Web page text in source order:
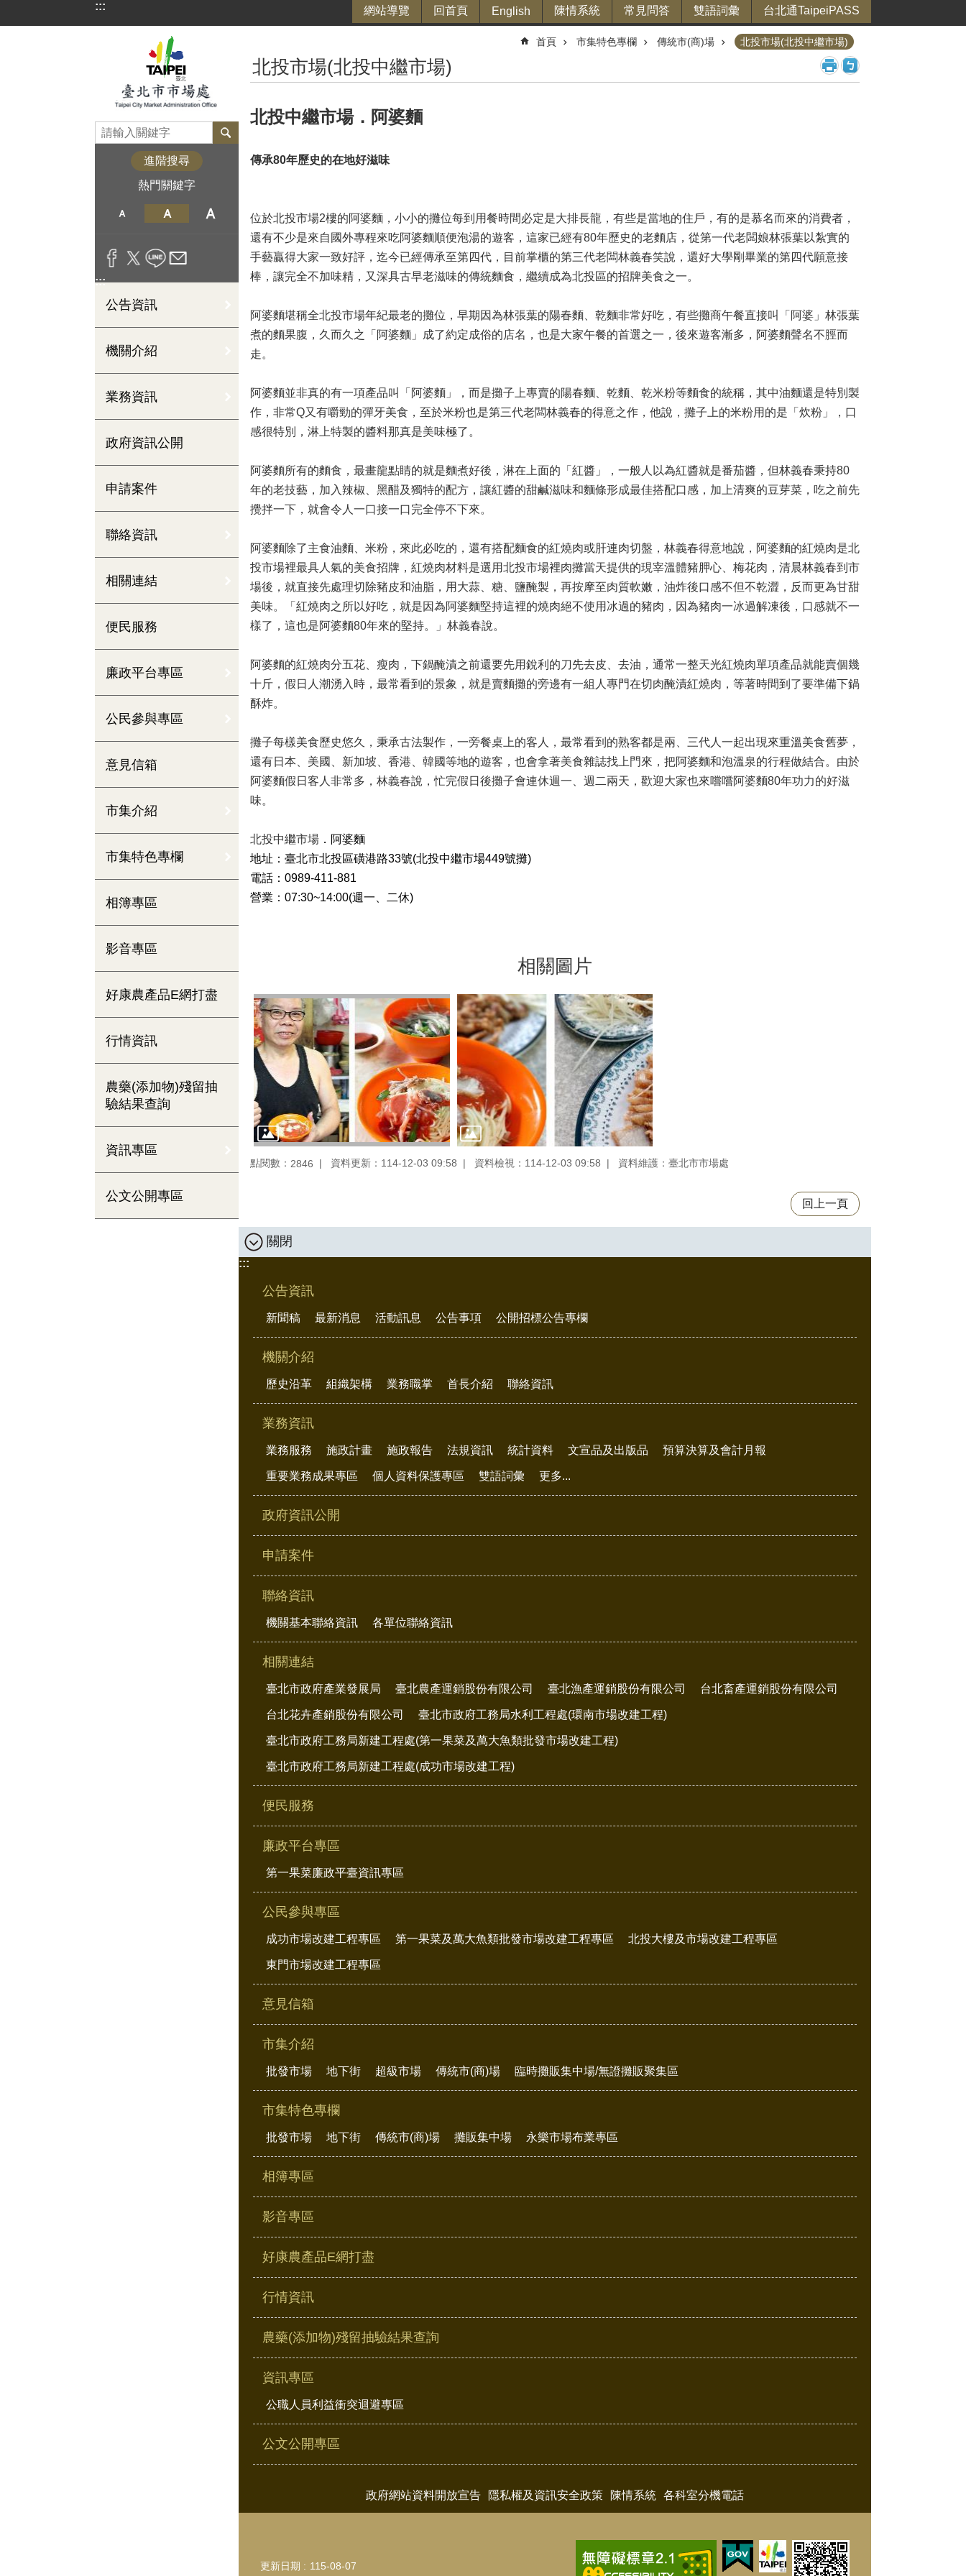
跳到主要內容區塊
::: 網站導覽 回首頁 English 陳情系統 常見問答 雙語詞彙 台北通TaipeiPASS
進階搜尋
熱門關鍵字
:::
公告資訊
機關介紹
業務資訊
政府資訊公開
申請案件
聯絡資訊
相關連結
便民服務
廉政平台專區
公民參與專區
意見信箱
市集介紹
市集特色專欄
相簿專區
影音專區
好康農產品E網打盡
行情資訊
農藥(添加物)殘留抽
驗結果查詢
資訊專區
公文公開專區
首頁 市集特色專欄 傳統市(商)場 北投市場(北投中繼市場)
北投市場(北投中繼市場)
北投中繼市場．阿婆麵
傳承80年歷史的在地好滋味
位於北投市場2樓的阿婆麵，小小的攤位每到用餐時間必定是大排長龍，有些是當地的住戶，有的是慕名而來的消費者，
還有不少是來自國外專程來吃阿婆麵順便泡湯的遊客，這家已經有80年歷史的老麵店，從第一代老闆娘林張葉以紮實的
手藝贏得大家一致好評，迄今已經傳承至第四代，目前掌櫃的第三代老闆林義春笑說，還好大學剛畢業的第四代願意接
棒，讓完全不加味精，又深具古早老滋味的傳統麵食，繼續成為北投區的招牌美食之一。
阿婆麵堪稱全北投市場年紀最老的攤位，早期因為林張葉的陽春麵、乾麵非常好吃，有些攤商午餐直接叫「阿婆」林張葉
煮的麵果腹，久而久之「阿婆麵」成了約定成俗的店名，也是大家午餐的首選之一，後來遊客漸多，阿婆麵聲名不脛而
走。
阿婆麵並非真的有一項產品叫「阿婆麵」，而是攤子上專賣的陽春麵、乾麵、乾米粉等麵食的統稱，其中油麵還是特別製
作，非常Q又有嚼勁的彈牙美食，至於米粉也是第三代老闆林義春的得意之作，他說，攤子上的米粉用的是「炊粉」，口
感很特別，淋上特製的醬料那真是美味極了。
阿婆麵所有的麵食，最畫龍點睛的就是麵煮好後，淋在上面的「紅醬」，一般人以為紅醬就是番茄醬，但林義春秉持80
年的老技藝，加入辣椒、黑醋及獨特的配方，讓紅醬的甜鹹滋味和麵條形成最佳搭配口感，加上清爽的豆芽菜，吃之前先
攪拌一下，就會令人一口接一口完全停不下來。
阿婆麵除了主食油麵、米粉，來此必吃的，還有搭配麵食的紅燒肉或肝連肉切盤，林義春得意地說，阿婆麵的紅燒肉是北
投市場裡最具人氣的美食招牌，紅燒肉材料是選用北投市場裡肉攤當天提供的現宰溫體豬胛心、梅花肉，清晨林義春到市
場後，就直接先處理切除豬皮和油脂，用大蒜、糖、鹽醃製，再按摩至肉質軟嫩，油炸後口感不但不乾澀，反而更為甘甜
美味。「紅燒肉之所以好吃，就是因為阿婆麵堅持這裡的燒肉絕不使用冰過的豬肉，因為豬肉一冰過解凍後，口感就不一
樣了，這也是阿婆麵80年來的堅持。」林義春說。
阿婆麵的紅燒肉分五花、瘦肉，下鍋醃漬之前還要先用銳利的刀先去皮、去油，通常一整天光紅燒肉單項產品就能賣個幾
十斤，假日人潮湧入時，最常看到的景象，就是賣麵攤的旁邊有一組人專門在切肉醃漬紅燒肉，等著時間到了要準備下鍋
酥炸。
攤子每樣美食歷史悠久，秉承古法製作，一旁餐桌上的客人，最常看到的熟客都是兩、三代人一起出現來重溫美食舊夢，
還有日本、美國、新加坡、香港、韓國等地的遊客，也會拿著美食雜誌找上門來，把阿婆麵和泡溫泉的行程做結合。由於
阿婆麵假日客人非常多，林義春說，忙完假日後攤子會連休週一、週二兩天，歡迎大家也來嚐嚐阿婆麵80年功力的好滋
味。
北投中繼市場 ．阿婆麵
地址：臺北市北投區磺港路33號(北投中繼市場449號攤)
電話：0989-411-881
營業：07:30~14:00(週一、二休)
相關圖片
點閱數： 2846 資料更新：114-12-03 09:58 資料檢視：114-12-03 09:58 資料維護：臺北市市場處
回上一頁
關閉
:::
公告資訊
新聞稿 最新消息 活動訊息 公告事項 公開招標公告專欄
機關介紹
歷史沿革 組織架構 業務職掌 首長介紹 聯絡資訊
業務資訊
業務服務 施政計畫 施政報告 法規資訊 統計資料 文宣品及出版品 預算決算及會計月報
重要業務成果專區 個人資料保護專區 雙語詞彙 更多...
政府資訊公開
申請案件
聯絡資訊
機關基本聯絡資訊 各單位聯絡資訊
相關連結
臺北市政府產業發展局 臺北農產運銷股份有限公司 臺北漁產運銷股份有限公司 台北畜產運銷股份有限公司
台北花卉產銷股份有限公司 臺北市政府工務局水利工程處(環南市場改建工程)
臺北市政府工務局新建工程處(第一果菜及萬大魚類批發市場改建工程)
臺北市政府工務局新建工程處(成功市場改建工程)
便民服務
廉政平台專區
第一果菜廉政平臺資訊專區
公民參與專區
成功市場改建工程專區 第一果菜及萬大魚類批發市場改建工程專區 北投大樓及市場改建工程專區
東門市場改建工程專區
意見信箱
市集介紹
批發市場 地下街 超級市場 傳統市(商)場 臨時攤販集中場/無證攤販聚集區
市集特色專欄
批發市場 地下街 傳統市(商)場 攤販集中場 永樂市場布業專區
相簿專區
影音專區
好康農產品E網打盡
行情資訊
農藥(添加物)殘留抽驗結果查詢
資訊專區
公職人員利益衝突迴避專區
公文公開專區
政府網站資料開放宣告 隱私權及資訊安全政策 陳情系統 各科室分機電話
更新日期 115-08-07